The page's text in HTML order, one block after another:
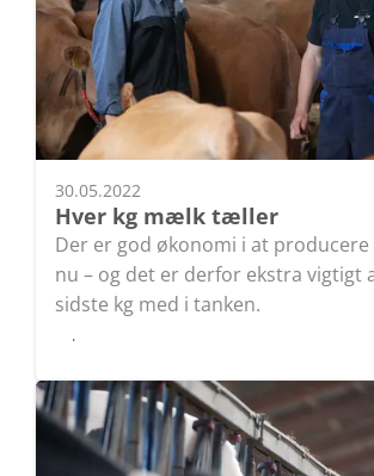
30.05.2022
Hver kg mælk tæller
Der er god økonomi i at
nu – og det er derfor ekstra vigtigt
sidste kg med i tanken.
Læs